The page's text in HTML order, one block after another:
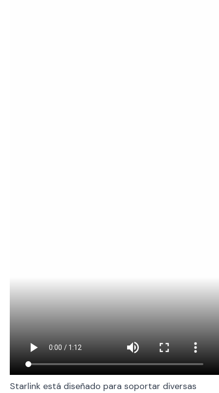
Starlink está diseñado para soportar diversas